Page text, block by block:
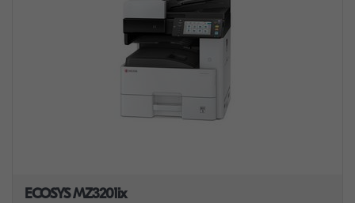
ECOSYS MZ3201ix